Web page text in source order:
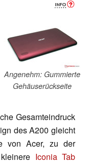
Angenehm: Gummierte
Gehäuserückseite
Gesamteindruck
des A200 gleicht
von Acer, zu der
Iconia Tab